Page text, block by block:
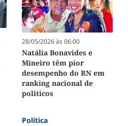
28/05/2026 às 06:00
Natália Bonavides e
Mineiro têm pior
desempenho do RN em
ranking nacional de
políticos
Política